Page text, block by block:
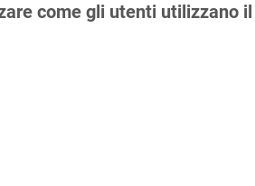
come gli utenti utilizzano